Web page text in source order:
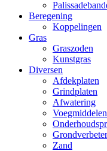
Beregening
Koppelingen
Gras
Graszoden
Kunstgras
Diversen
Afdekplaten
Grindplaten
Afwatering
Voegmiddelen
Zand